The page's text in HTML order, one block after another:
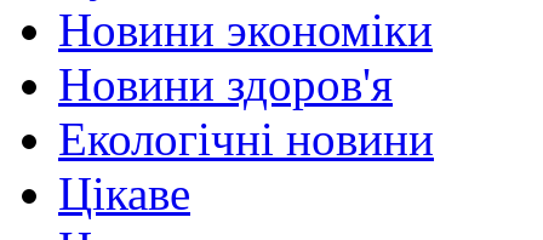
Новини экономіки
Новини здоров'я
Екологічні новини
Цікаве